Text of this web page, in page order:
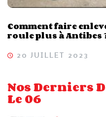
Comment faire
roule plus à Antibes
20 JUILLET 2023
Nos Derniers
Le 06